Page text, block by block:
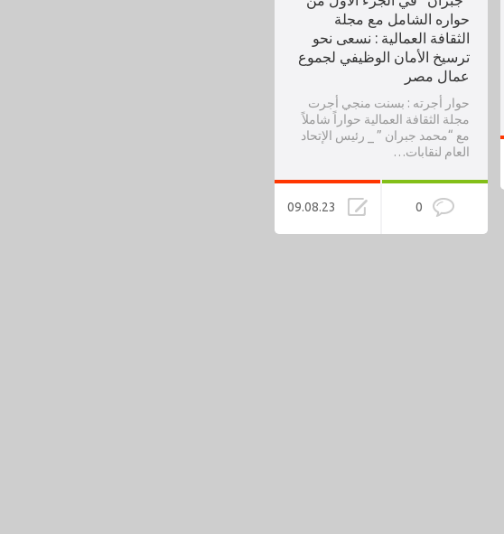
حواره الشامل مع مجلة
الثقافة العمالية : نسعى نحو
ترسيخ الأمان الوظيفي لجموع
عمال مصر
حوار أجرته : بسنت منجي أجرت
مجلة الثقافة العمالية حواراً شاملاً
مع “محمد جبران ” _ رئيس الإتحاد
العام لنقابات…
0
09.08.23